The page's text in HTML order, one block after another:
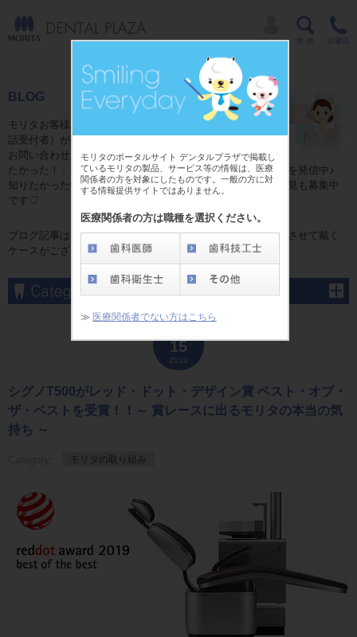
モリタのポータルサイト デンタルプラザで掲載し
ているモリタの製品、サービス等の情報は、医療
関係者の方を対象にしたものです。一般の方に対
する情報提供サイトではありません。
医療関係者の方は職種を選択ください。
≫ 医療関係者でない方はこちら
BLOG
モリタお客様相談センターのコミュニケーター（電
話受付者）が独自目線で贈る日常ブログ☆
お問い合わせをいただいた皆様からの「これが知り
たかった！」の情報やお話の中で発見した「耳よりの情報」を発信中♪
知りたかった情報がここにある！かも？ブログに関するご意見も募集中
です♡
ブログ記事は掲載当時の内容となり、予告なしに変更、修正させて戴く
ケースがございます。予めご了承くださいませ。
15
2019
シグノT500がレッド・ドット・デザイン賞 ベスト・オブ・
ザ・ベストを受賞！！～ 賞レースに出るモリタの本当の気
持ち ～
モリタの取り組み